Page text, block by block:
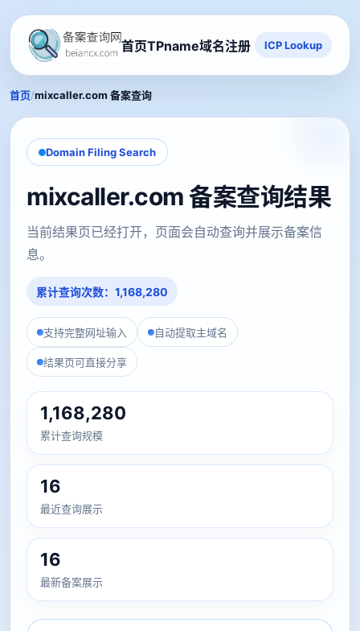
首页TPname域名注册 ICP Lookup
首页/mixcaller.com 备案查询
Domain Filing Search
mixcaller.com 备案查询结果
当前结果页已经打开，页面会自动查询并展示备案信
息。
累计查询次数：1,168,280
支持完整网址输入 自动提取主域名
结果页可直接分享
1,168,280
累计查询规模
16
最近查询展示
16
最新备案展示